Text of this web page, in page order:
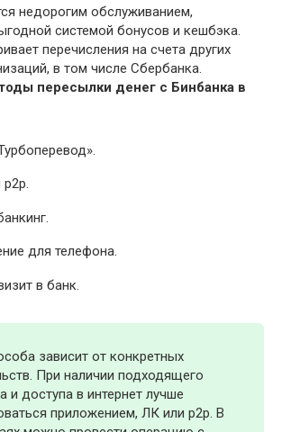
недорогим обслуживанием,
системой бонусов и кешбэка.
перечисления на счета других
в том числе Сбербанка.
пересылки денег с Бинбанка в
для телефона.
в банк.
зависит от конкретных
При наличии подходящего
и доступа в интернет лучше
приложением, ЛК или р2р. В